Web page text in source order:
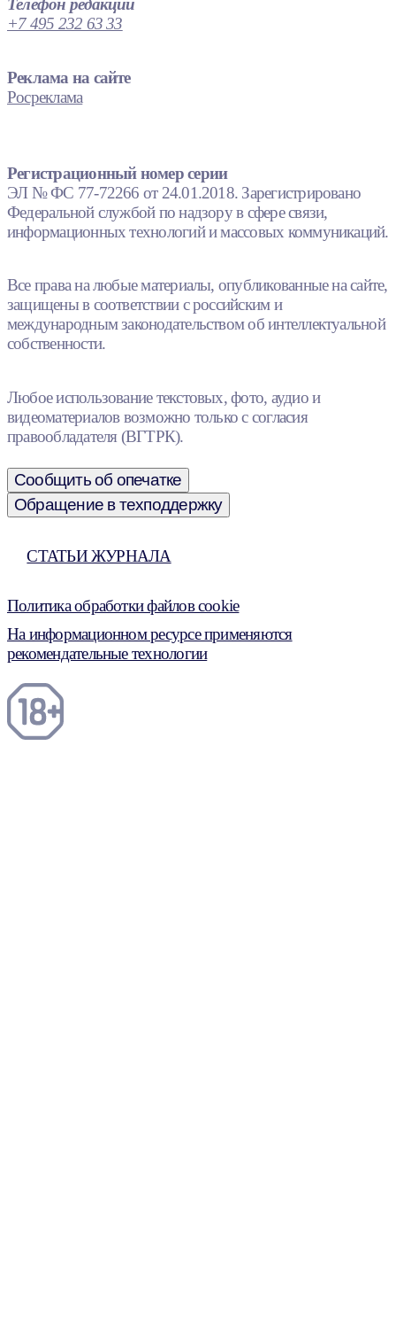
Телефон редакции
+7 495 232 63 33
Реклама на сайте
Росреклама
Регистрационный номер серии
ЭЛ № ФС 77-72266 от 24.01.2018. Зарегистрировано
Федеральной службой по надзору в сфере связи,
информационных технологий и массовых коммуникаций.
Все права на любые материалы, опубликованные на сайте,
защищены в соответствии с российским и
международным законодательством об интеллектуальной
собственности.
Любое использование текстовых, фото, аудио и
видеоматериалов возможно только с согласия
правообладателя (ВГТРК).
Сообщить об опечатке
Обращение в техподдержку
СТАТЬИ ЖУРНАЛА
Политика обработки файлов cookie
На информационном ресурсе применяются
рекомендательные технологии